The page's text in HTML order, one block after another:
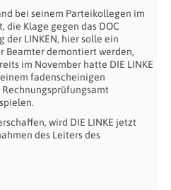
bei seinem Parteikollegen im
die Klage gegen das DOC
der LINKEN, hier solle ein
Beamter demontiert werden,
im November hatte DIE LINKE
fadenscheinigen
wird DIE LINKE jetzt
des Leiters des